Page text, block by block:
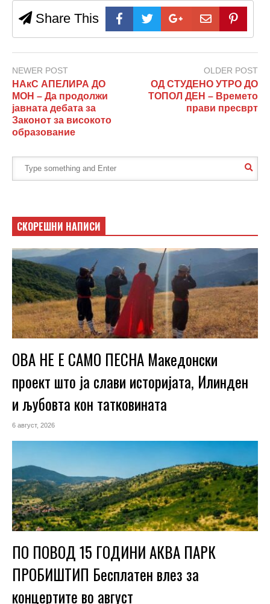
Share This
NEWER POST
НАкС АПЕЛИРА ДО
МОН – Да продолжи
јавната дебата за
Законот за високото
образование
OLDER POST
ОД СТУДЕНО УТРО ДО
ТОПОЛ ДЕН – Времето
прави пресврт
СКОРЕШНИ НАПИСИ
ОВА НЕ Е САМО ПЕСНА Македонски
проект што ја слави историјата, Илинден
и љубовта кон татковината
6 август, 2026
ПО ПОВОД 15 ГОДИНИ АКВА ПАРК
ПРОБИШТИП Бесплатен влез за
концертите во август